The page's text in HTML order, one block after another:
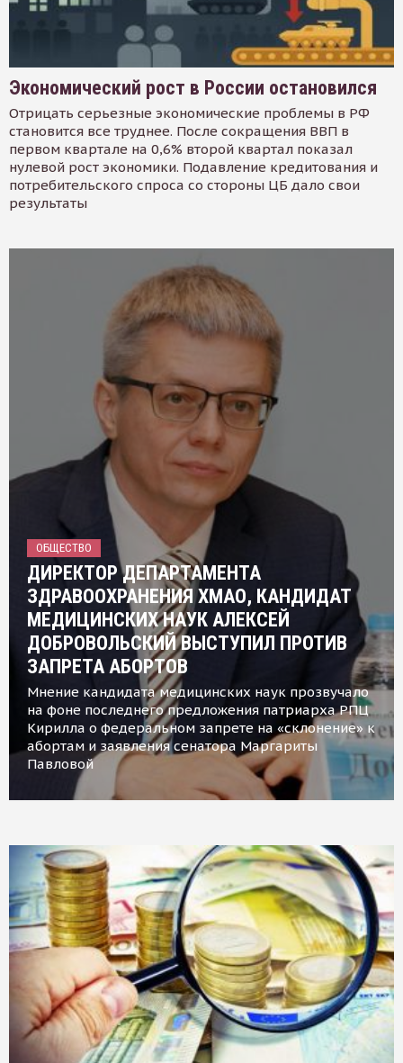
Экономический рост в России остановился
Отрицать серьезные экономические проблемы в РФ
становится все труднее. После сокращения ВВП в
первом квартале на 0,6% второй квартал показал
нулевой рост экономики. Подавление кредитования и
потребительского спроса со стороны ЦБ дало свои
результаты
ОБЩЕСТВО
ДИРЕКТОР ДЕПАРТАМЕНТА
ЗДРАВООХРАНЕНИЯ ХМАО, КАНДИДАТ
МЕДИЦИНСКИХ НАУК АЛЕКСЕЙ
ДОБРОВОЛЬСКИЙ ВЫСТУПИЛ ПРОТИВ
ЗАПРЕТА АБОРТОВ
Мнение кандидата медицинских наук прозвучало
на фоне последнего предложения патриарха РПЦ
Кирилла о федеральном запрете на «склонение» к
абортам и заявления сенатора Маргариты
Павловой